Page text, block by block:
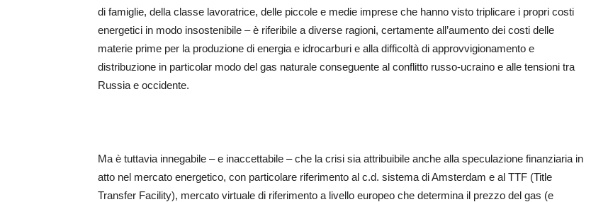
di famiglie, della classe lavoratrice, delle piccole e medie imprese che hanno visto triplicare i propri costi
energetici in modo insostenibile – è riferibile a diverse ragioni, certamente all’aumento dei costi delle
materie prime per la produzione di energia e idrocarburi e alla difficoltà di approvvigionamento e
distribuzione in particolar modo del gas naturale conseguente al conflitto russo-ucraino e alle tensioni tra
Russia e occidente.
Ma è tuttavia innegabile – e inaccettabile – che la crisi sia attribuibile anche alla speculazione finanziaria in
atto nel mercato energetico, con particolare riferimento al c.d. sistema di Amsterdam e al TTF (Title
Transfer Facility), mercato virtuale di riferimento a livello europeo che determina il prezzo del gas (e